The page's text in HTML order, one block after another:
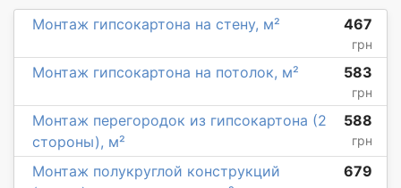
Монтаж гипсокартона на стену, м² 467
грн
Монтаж гипсокартона на потолок, м² 583
грн
Монтаж перегородок из гипсокартона (2
стороны), м²
588
грн
Монтаж полукруглой конструкций
679